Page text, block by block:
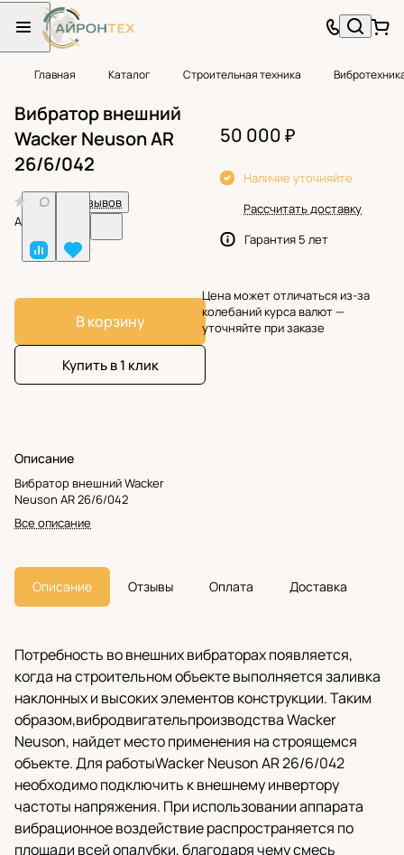
Главная Каталог Строительная техника
Вибратор внешний
Wacker Neuson AR
26/6/042
Нет отзывов
Арт.
В корзину
Купить в 1 клик
Описание
Вибратор внешний Wacker
Neuson AR 26/6/042
Все описание
50 000 ₽
Наличие уточняйте
Рассчитать доставку
Гарантия 5 лет
Цена может отличаться из-за
колебаний курса валют —
уточняйте при заказе
Описание Отзывы Оплата Доставка
Потребность во внешних вибраторах появляется,
когда на строительном объекте выполняется заливка
наклонных и высоких элементов конструкции. Таким
образом,вибродвигательпроизводства Wacker
Neuson, найдет место применения на строящемся
объекте. Для работыWacker Neuson AR 26/6/042
необходимо подключить к внешнему инвертору
частоты напряжения. При использовании аппарата
вибрационное воздействие распространяется по
площади всей опалубки, благодаря чему смесь